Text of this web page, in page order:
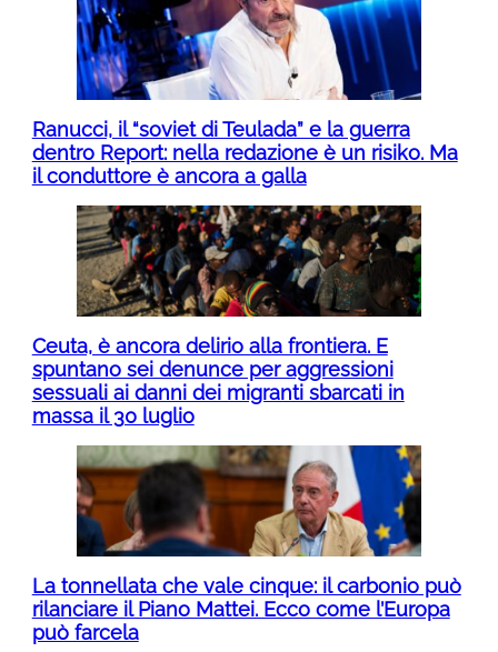
Ranucci, il “soviet di Teulada” e la guerra
dentro Report: nella redazione è un risiko. Ma
il conduttore è ancora a galla
Ceuta, è ancora delirio alla frontiera. E
spuntano sei denunce per aggressioni
sessuali ai danni dei migranti sbarcati in
massa il 30 luglio
La tonnellata che vale cinque: il carbonio può
rilanciare il Piano Mattei. Ecco come l’Europa
può farcela